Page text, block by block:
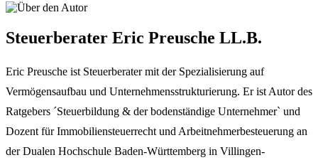
Steuerberater Eric Preusche LL.B.
Eric Preusche ist Steuerberater mit der Spezialisierung auf
Vermögensaufbau und Unternehmensstrukturierung. Er ist Autor des
Ratgebers ´Steuerbildung & der bodenständige Unternehmer` und
Dozent für Immobiliensteuerrecht und Arbeitnehmerbesteuerung an
der Dualen Hochschule Baden-Württemberg in Villingen-